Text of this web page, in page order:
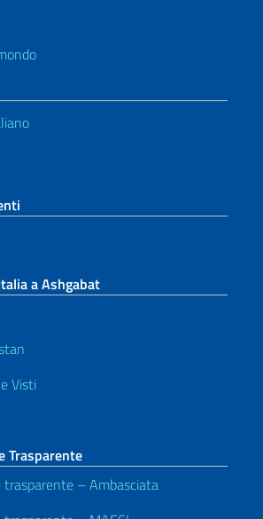
a Ashgabat
Visti
Trasparente
– Ambasciata